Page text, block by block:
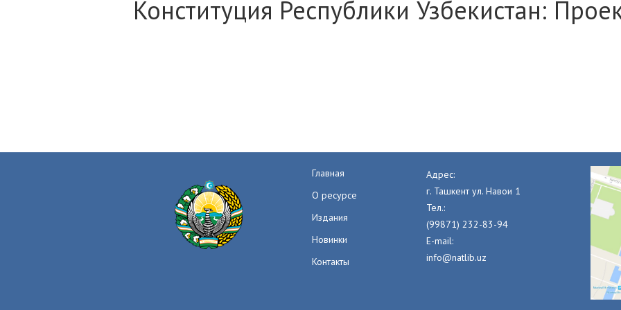
Конституция Республики Узбекистан:
Главная
О ресурсе
Издания
Новинки
Контакты
Адрес:
г. Ташкент ул. Навои 1
Тел.:
(99871) 232-83-94
E-mail:
info@natlib.uz